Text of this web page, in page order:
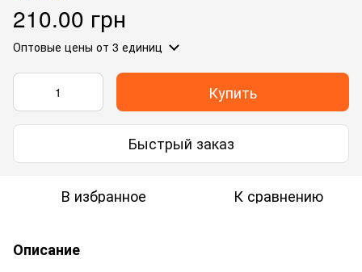
210.00 грн
Оптовые цены от 3 единиц
Купить
Быстрый заказ
В избранное К сравнению
Описание